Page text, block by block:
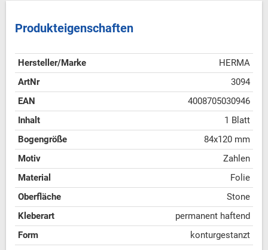
Produkteigenschaften
Hersteller/Marke
HERMA
ArtNr
3094
EAN
4008705030946
Inhalt
1 Blatt
Bogengröße
84x120 mm
Motiv
Zahlen
Material
Folie
Oberfläche
Stone
Kleberart
permanent haftend
Form
konturgestanzt